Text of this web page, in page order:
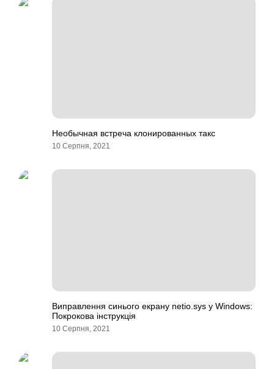
Необычная встреча клонированных такс
10 Серпня, 2021
Виправлення синього екрану netio.sys у Windows:
Покрокова інструкція
10 Серпня, 2021